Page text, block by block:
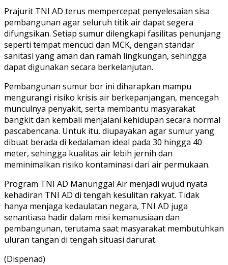
Prajurit TNI AD terus mempercepat penyelesaian sisa
pembangunan agar seluruh titik air dapat segera
difungsikan. Setiap sumur dilengkapi fasilitas penunjang
seperti tempat mencuci dan MCK, dengan standar
sanitasi yang aman dan ramah lingkungan, sehingga
dapat digunakan secara berkelanjutan.
Pembangunan sumur bor ini diharapkan mampu
mengurangi risiko krisis air berkepanjangan, mencegah
munculnya penyakit, serta membantu masyarakat
bangkit dan kembali menjalani kehidupan secara normal
pascabencana. Untuk itu, diupayakan agar sumur yang
dibuat berada di kedalaman ideal pada 30 hingga 40
meter, sehingga kualitas air lebih jernih dan
meminimalkan risiko kontaminasi dari air permukaan.
Program TNI AD Manunggal Air menjadi wujud nyata
kehadiran TNI AD di tengah kesulitan rakyat. Tidak
hanya menjaga kedaulatan negara, TNI AD juga
senantiasa hadir dalam misi kemanusiaan dan
pembangunan, terutama saat masyarakat membutuhkan
uluran tangan di tengah situasi darurat.
(Dispenad)